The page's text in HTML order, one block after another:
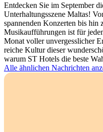
Entdecken Sie im September
Unterhaltungsszene Maltas!
spannenden Konzerten bis hin
Musikaufführungen ist für
Monat voller unvergesslicher
reiche Kultur dieser
warum ST Hotels die beste
Alle ähnlichen Nachrichten